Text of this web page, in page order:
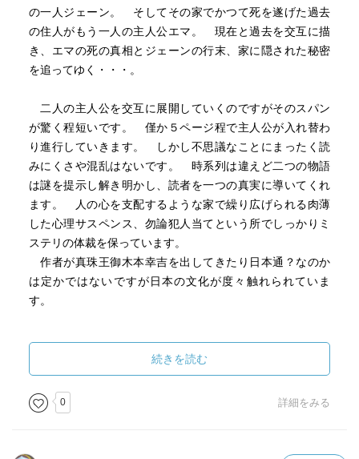
の一人ジェーン。 そしてその家でかつて死を遂げた過去
の住人がもう一人の主人公エマ。 現在と過去を交互に描
き、エマの死の真相とジェーンの行末、家に隠された秘密
を追ってゆく・・・。
二人の主人公を交互に展開していくのですがそのスパン
が驚く程短いです。 僅か５ページ程で主人公が入れ替わ
り進行していきます。 しかし不思議なことにまったく読
みにくさや混乱はないです。 時系列は違えど二つの物語
は謎を提示し解き明かし、読者を一つの真実に導いてくれ
ます。 人の心を支配するような家で繰り広げられる肉薄
した心理サスペンス、勿論犯人当てという所でしっかりミ
ステリの体裁を保っています。
作者が真珠王御木本幸吉を出してきたり日本通？なのか
は定かではないですが日本の文化が度々触れられていま
す。
続きを読む
0 詳細をみる